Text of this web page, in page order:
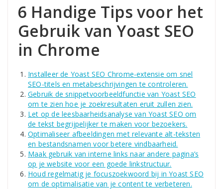
6 Handige Tips voor het
Gebruik van Yoast SEO
in Chrome
Installeer de Yoast SEO Chrome-extensie om snel
SEO-titels en metabeschrijvingen te controleren.
Gebruik de snippetvoorbeeldfunctie van Yoast SEO
om te zien hoe je zoekresultaten eruit zullen zien.
Let op de leesbaarheidsanalyse van Yoast SEO om
de tekst begrijpelijker te maken voor bezoekers.
Optimaliseer afbeeldingen met relevante alt-teksten
en bestandsnamen voor betere vindbaarheid.
Maak gebruik van interne links naar andere pagina’s
op je website voor een goede linkstructuur.
Houd regelmatig je focuszoekwoord bij in Yoast SEO
om de optimalisatie van je content te verbeteren.